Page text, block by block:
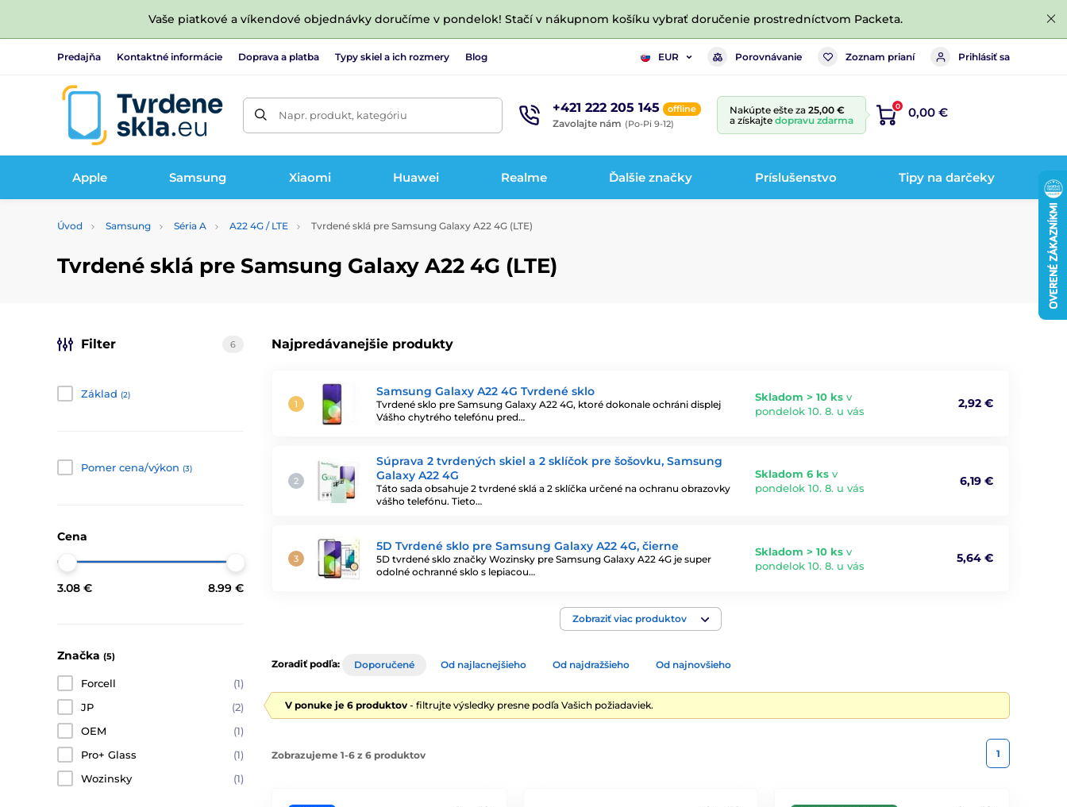
Vaše piatkové a víkendové objednávky doručíme v pondelok! Stačí v nákupnom košíku vybrať doručenie prostredníctvom Packeta.
Predajňa Kontaktné informácie Doprava a platba Typy skiel a ich rozmery Blog EUR Porovnávanie Zoznam prianí Prihlásiť sa
Napr. produkt, kategóriu +421 222 205 145 offline
Zavolajte nám (Po-Pi 9-12)
Nakúpte ešte za 25,00 €
a získajte dopravu zdarma
0 0,00 €
Apple Samsung Xiaomi Huawei Realme Ďalšie značky Príslušenstvo Tipy na darčeky
Úvod Samsung Séria A A22 4G / LTE Tvrdené sklá pre Samsung Galaxy A22 4G (LTE)
Tvrdené sklá pre Samsung Galaxy A22 4G (LTE)
Najpredávanejšie produkty
Samsung Galaxy A22 4G Tvrdené sklo
Tvrdené sklo pre Samsung Galaxy A22 4G, ktoré dokonale ochráni displej
Vášho chytrého telefónu pred…
Skladom > 10 ks v
pondelok 10. 8. u vás
2,92 €
Súprava 2 tvrdených skiel a 2 sklíčok pre šošovku, Samsung
Galaxy A22 4G
Táto sada obsahuje 2 tvrdené sklá a 2 sklíčka určené na ochranu obrazovky
vášho telefónu. Tieto…
Skladom 6 ks v
pondelok 10. 8. u vás
6,19 €
5D Tvrdené sklo pre Samsung Galaxy A22 4G, čierne
5D tvrdené sklo značky Wozinsky pre Samsung Galaxy A22 4G je super
odolné ochranné sklo s lepiacou…
Skladom > 10 ks v
pondelok 10. 8. u vás
5,64 €
Zobraziť viac produktov
Filter 6
Základ (2)
Pomer cena/výkon (3)
Cena
3.08 € 8.99 €
Značka (5)
Forcell
(1)
JP
(2)
OEM
(1)
Pro+ Glass
(1)
Wozinsky
(1)
Zoradiť podľa: Doporučené Od najlacnejšieho Od najdražšieho Od najnovšieho
V ponuke je 6 produktov - filtrujte výsledky presne podľa Vašich požiadaviek.
Zobrazujeme 1-6 z 6 produktov 1